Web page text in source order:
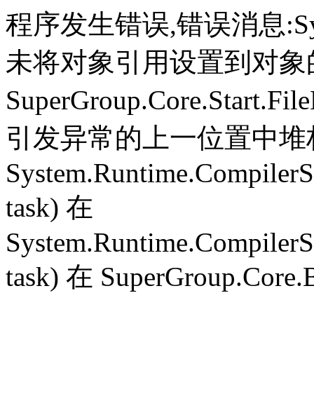
程序发生错误,错误消息
未将对象引用设置到对
引发异常的上一位置中
task) 在
task) 在